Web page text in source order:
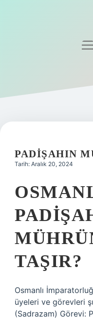
Gizlilik Politikası
Yasal Uyarı
PADIŞAHIN
Tarih: Aralık 20, 2024
TAŞIR?
Osmanlı
üyeleri ve görevleri
(Sadrazam) Görevi: